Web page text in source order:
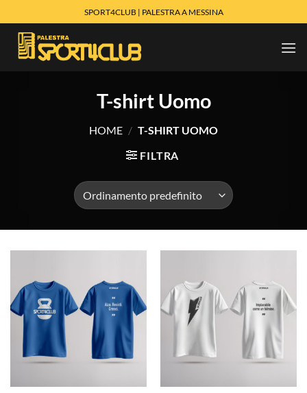
ai
contenuti
SPORT4CLUB | PALESTRA A MESSINA
T-shirt Uomo
HOME / T-SHIRT UOMO
FILTRA